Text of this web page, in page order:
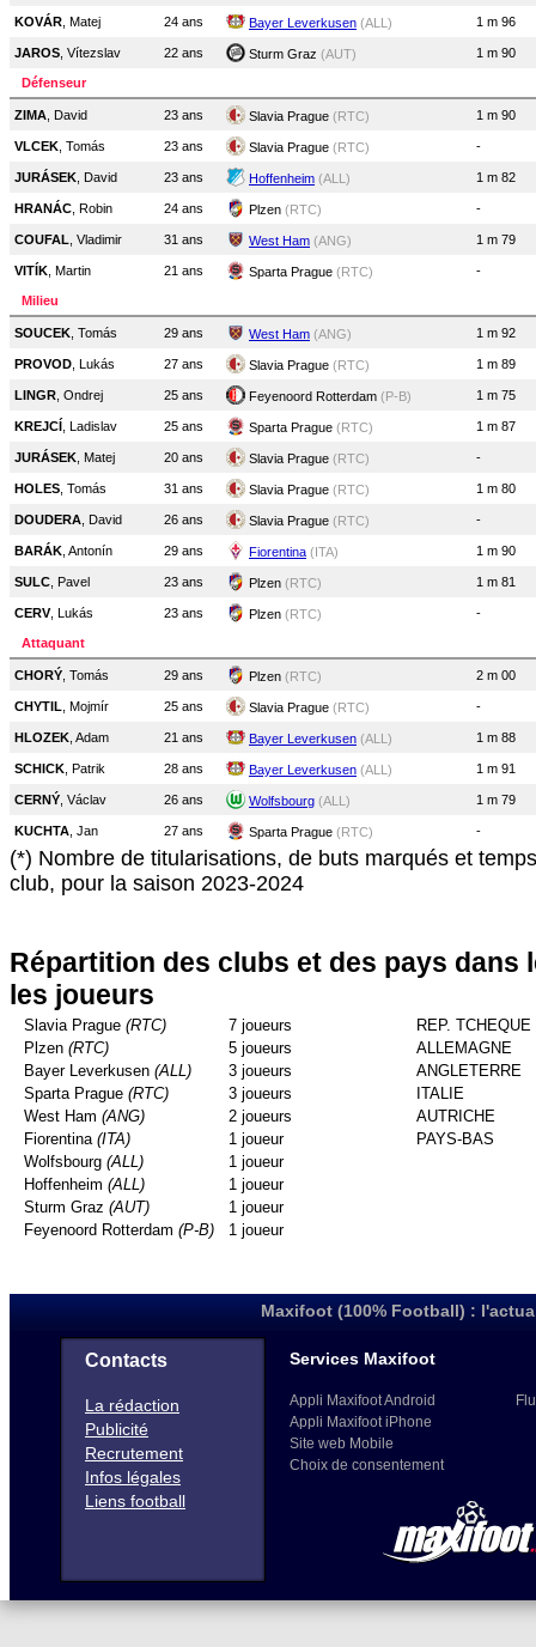
KOVÁR , Matej 24 ans Bayer Leverkusen (ALL) 1 m 96
JAROS , Vítezslav 22 ans Sturm Graz (AUT) 1 m 90
Défenseur
ZIMA , David 23 ans Slavia Prague (RTC) 1 m 90
VLCEK , Tomás 23 ans Slavia Prague (RTC) -
JURÁSEK , David 23 ans Hoffenheim (ALL) 1 m 82
HRANÁC , Robin 24 ans Plzen (RTC) -
COUFAL , Vladimir 31 ans West Ham (ANG) 1 m 79
VITÍK , Martin 21 ans Sparta Prague (RTC) -
Milieu
SOUCEK , Tomás 29 ans West Ham (ANG) 1 m 92
PROVOD , Lukás 27 ans Slavia Prague (RTC) 1 m 89
LINGR , Ondrej 25 ans Feyenoord Rotterdam (P-B) 1 m 75
KREJCÍ , Ladislav 25 ans Sparta Prague (RTC) 1 m 87
JURÁSEK , Matej 20 ans Slavia Prague (RTC) -
HOLES , Tomás 31 ans Slavia Prague (RTC) 1 m 80
DOUDERA , David 26 ans Slavia Prague (RTC) -
BARÁK , Antonín 29 ans Fiorentina (ITA) 1 m 90
SULC , Pavel 23 ans Plzen (RTC) 1 m 81
CERV, Lukás 23 ans Plzen (RTC) -
Attaquant
CHORÝ , Tomás 29 ans Plzen (RTC) 2 m 00
CHYTIL , Mojmír 25 ans Slavia Prague (RTC) -
HLOZEK , Adam 21 ans Bayer Leverkusen (ALL) 1 m 88
SCHICK , Patrik 28 ans Bayer Leverkusen (ALL) 1 m 91
CERNÝ , Václav 26 ans Wolfsbourg (ALL) 1 m 79
KUCHTA , Jan 27 ans Sparta Prague (RTC) -
(*) Nombre de titularisations, de buts marqués et
club, pour la saison 2023-2024
Répartition des clubs et des pays dans
les joueurs
Slavia Prague (RTC)
7 joueurs
Plzen (RTC)
5 joueurs
Bayer Leverkusen (ALL)
3 joueurs
Sparta Prague (RTC)
3 joueurs
West Ham (ANG)
2 joueurs
Fiorentina (ITA)
1 joueur
Wolfsbourg (ALL)
1 joueur
Hoffenheim (ALL)
1 joueur
Sturm Graz (AUT)
1 joueur
Feyenoord Rotterdam (P-B) 1 joueur
REP. TCHEQUE
ALLEMAGNE
ANGLETERRE
ITALIE
AUTRICHE
PAYS-BAS
Maxifoot (100% Football) :
Contacts
La rédaction
Publicité
Recrutement
Infos légales
Liens football
Services Maxifoot
Appli Maxifoot Android
Appli Maxifoot iPhone
Site web Mobile
Choix de consentement